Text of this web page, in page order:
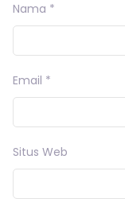
Nama *
Email *
Situs Web